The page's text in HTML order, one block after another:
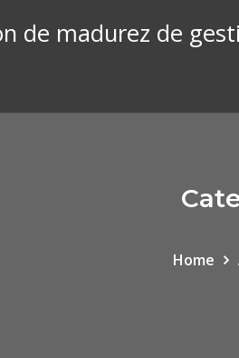
de madurez de
Home